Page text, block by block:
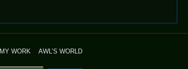
MY WORK AWL’S WORLD